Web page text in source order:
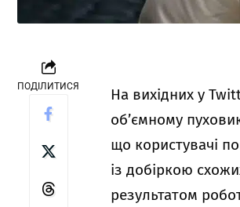
ПОДІЛИТИСЯ
На вихідних у
об’ємному
що користувачі
із добіркою
результатом